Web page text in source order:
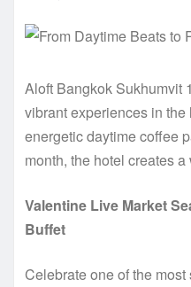
Aloft Bangkok Sukhumvit
vibrant experiences in the
energetic daytime coffee
month, the hotel creates
Valentine Live Market
Buffet
Celebrate one of the most